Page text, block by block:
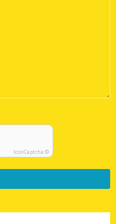
IconCaptcha ©